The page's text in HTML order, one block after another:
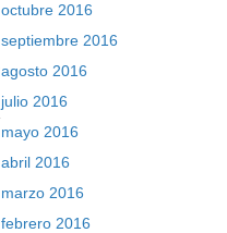
octubre 2016
septiembre 2016
agosto 2016
julio 2016
mayo 2016
abril 2016
marzo 2016
febrero 2016